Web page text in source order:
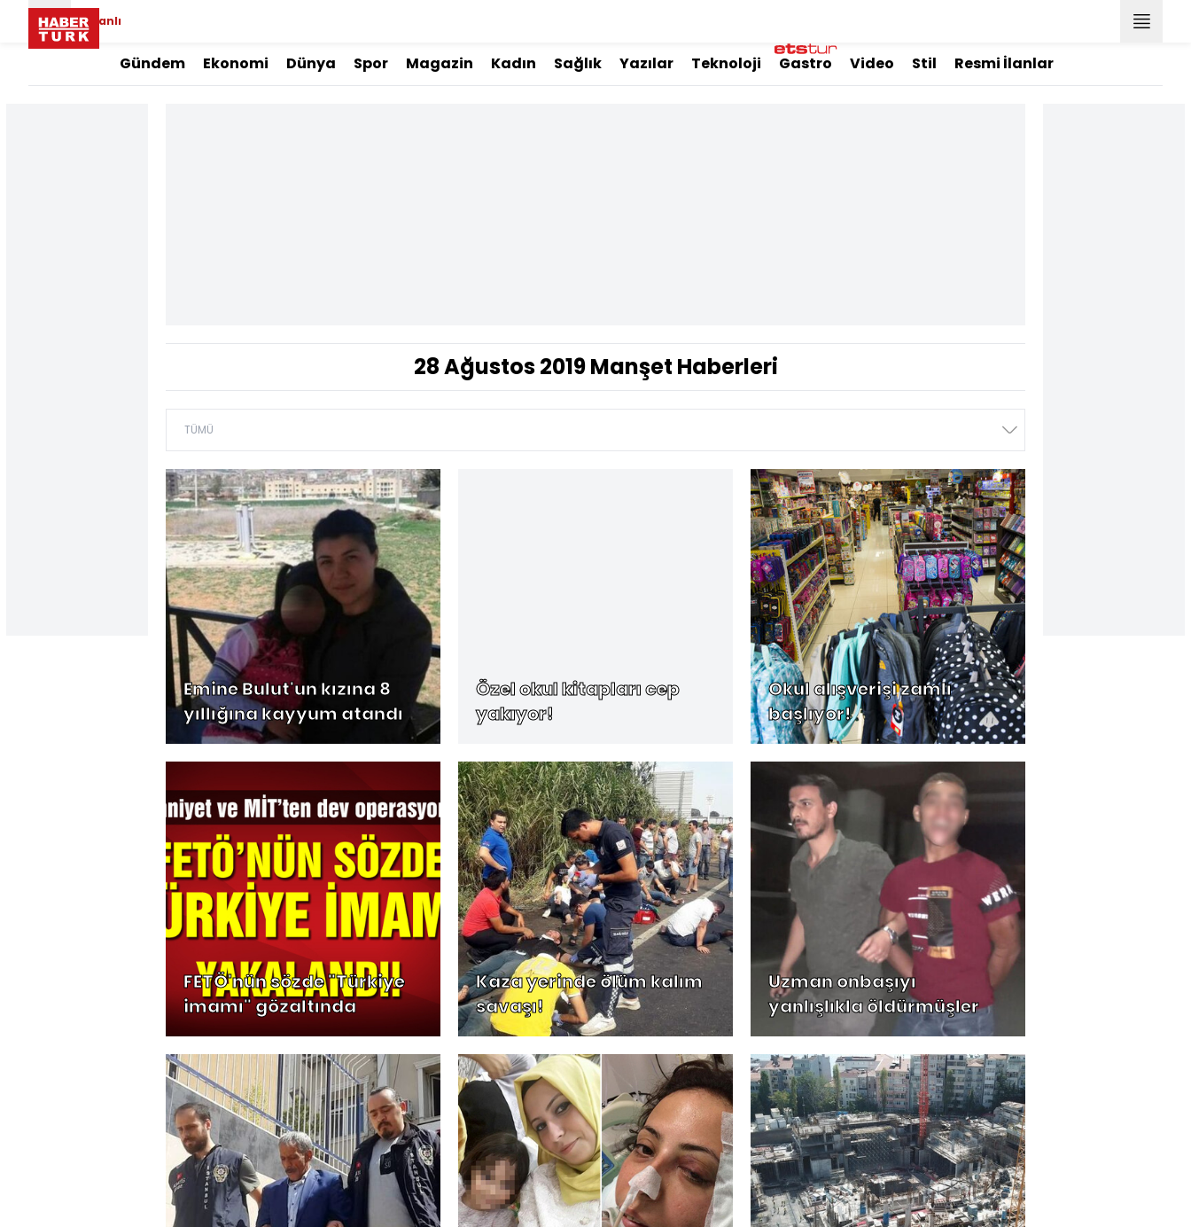
Canlı
Gündem Ekonomi Dünya Spor Magazin Kadın Sağlık Yazılar Teknoloji Gastro Video Stil Resmi İlanlar
28 Ağustos 2019 Manşet Haberleri
Emine Bulut'un kızına 8
yıllığına kayyum atandı
Özel okul kitapları cep
yakıyor!
Okul alışverişi zamlı
başlıyor!
FETÖ'nün sözde "Türkiye
imamı" gözaltında
Kaza yerinde ölüm kalım
savaşı!
Uzman onbaşıyı
yanlışlıkla öldürmüşler